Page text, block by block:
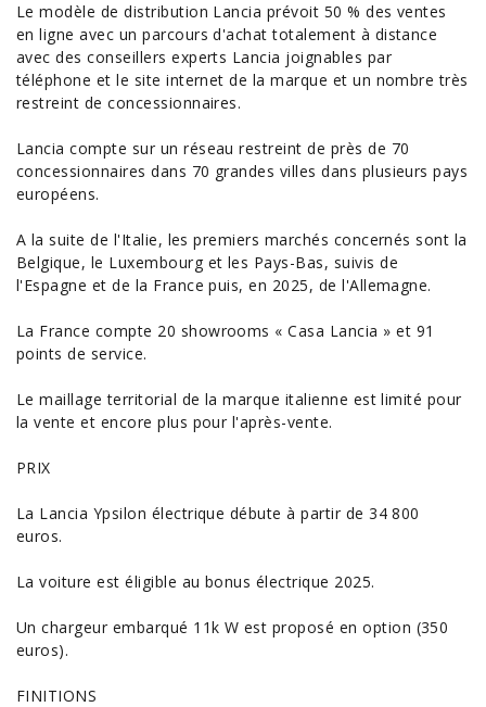
Le modèle de distribution Lancia prévoit 50 % des ventes
en ligne avec un parcours d'achat totalement à distance
avec des conseillers experts Lancia joignables par
téléphone et le site internet de la marque et un nombre très
restreint de concessionnaires.
Lancia compte sur un réseau restreint de près de 70
concessionnaires dans 70 grandes villes dans plusieurs pays
européens.
A la suite de l'Italie, les premiers marchés concernés sont la
Belgique, le Luxembourg et les Pays-Bas, suivis de
l'Espagne et de la France puis, en 2025, de l'Allemagne.
La France compte 20 showrooms « Casa Lancia » et 91
points de service.
Le maillage territorial de la marque italienne est limité pour
la vente et encore plus pour l'après-vente.
PRIX
La Lancia Ypsilon électrique débute à partir de 34 800
euros.
La voiture est éligible au bonus électrique 2025.
Un chargeur embarqué 11k W est proposé en option (350
euros).
FINITIONS